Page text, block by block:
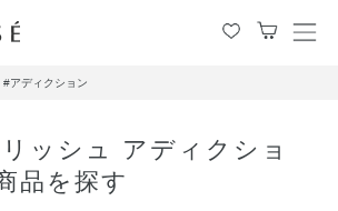
メ
#アディクション
ッシュ アディクショ
品を探す